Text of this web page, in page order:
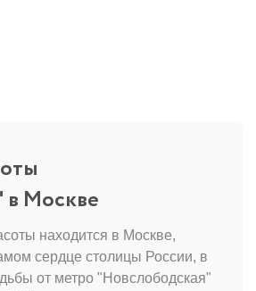
в Москве
находится в Москве,
сердце столицы России, в
от метро "Новслободская"